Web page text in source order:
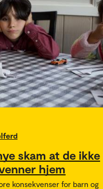
skam at de ikke
hjem
konsekvenser for barn og